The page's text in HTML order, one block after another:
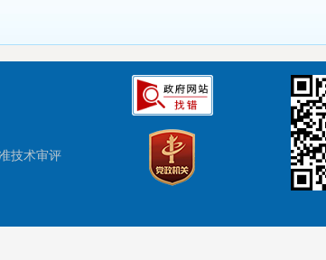
技术审评